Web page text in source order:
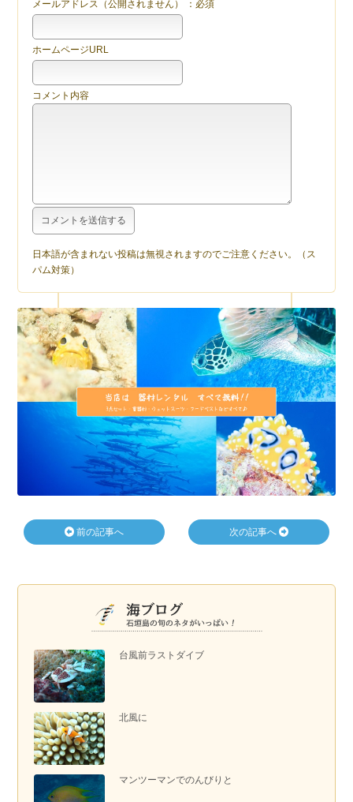
台風前ラストダイブ
北風に
マンツーマンでのんびりと
メールアドレス（公開されません） ：必須
ホームページURL
コメント内容
日本語が含まれない投稿は無視されますのでご注意ください。（ス
パム対策）
前の記事へ 次の記事へ